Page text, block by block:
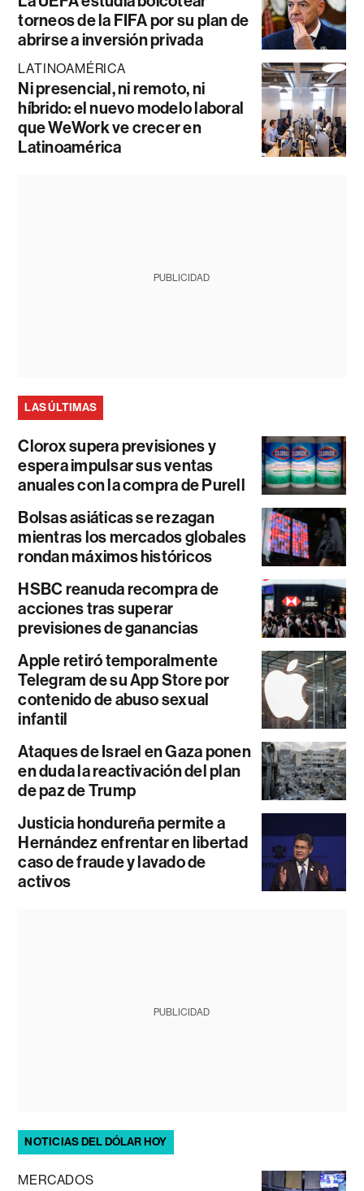
torneos de la FIFA por su plan de
abrirse a inversión privada
LATINOAMÉRICA
Ni presencial, ni remoto, ni
híbrido: el nuevo modelo laboral
que WeWork ve crecer en
Latinoamérica
PUBLICIDAD
LAS ÚLTIMAS
Clorox supera previsiones y
espera impulsar sus ventas
anuales con la compra de Purell
Bolsas asiáticas se rezagan
mientras los mercados globales
rondan máximos históricos
HSBC reanuda recompra de
acciones tras superar
previsiones de ganancias
Apple retiró temporalmente
Telegram de su App Store por
contenido de abuso sexual
infantil
Ataques de Israel en Gaza ponen
en duda la reactivación del plan
de paz de Trump
Justicia hondureña permite a
Hernández enfrentar en libertad
caso de fraude y lavado de
activos
PUBLICIDAD
NOTICIAS DEL DÓLAR HOY
MERCADOS